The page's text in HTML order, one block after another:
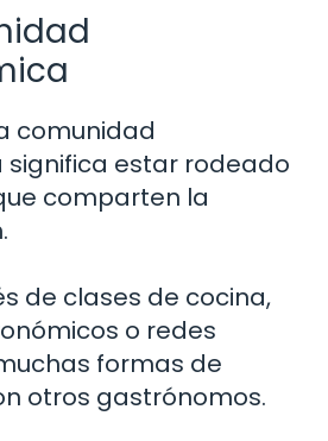
comunidad
estar rodeado
comparten la
de clases de cocina,
o redes
formas de
otros gastrónomos.